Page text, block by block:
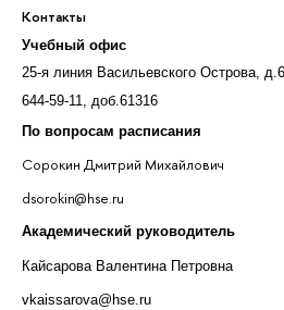
Контакты
Учебный офис
25-я линия Васильевского Острова,
644-59-11, доб.61316
По вопросам расписания
Сорокин Дмитрий Михайлович
dsorokin@hse.ru
Академический руководитель
Кайсарова Валентина Петровна
vkaissarova@hse.ru